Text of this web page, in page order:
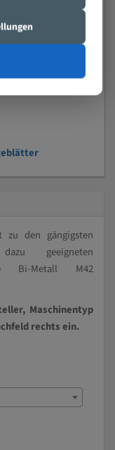
Durchmesser
zu den gängigsten
geeigneten
Bi-Metall M42
Maschinentyp
rechts ein.